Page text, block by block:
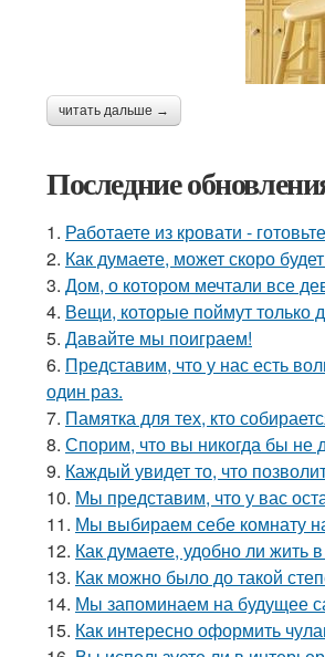
читать дальше →
Последние
1. Работаете из кровати -
2. Как думаете, может скоро
3. Дом, о котором мечтали все
4. Вещи, которые поймут только
5. Давайте мы поиграем!
6. Представим, что у нас есть
один раз.
7. Памятка для тех, кто
8. Спорим, что вы никогда бы не
9. Каждый увидет то, что
10. Мы представим, что у вас
11. Мы выбираем себе комнату
12. Как думаете, удобно ли жить
13. Как можно было до такой
14. Мы запоминаем на будущее
15. Как интересно оформить